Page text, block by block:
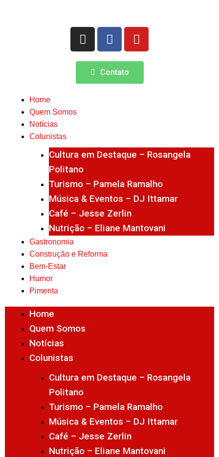
Contato
Home
Quem Somos
Notícias
Colunistas
Cultura em Destaque – Rosangela
Politano
Turismo – Pamela Ramalho
Música & Eventos – DJ Ittamar
Café – Jesse Zerlin
Nutrição – Eliane Mantovani
Gastronomia
Construção e Reforma
Bem-Estar
Humor
Pimenta
Home
Quem Somos
Notícias
Colunistas
Cultura em Destaque – Rosangela
Politano
Turismo – Pamela Ramalho
Música & Eventos – DJ Ittamar
Café – Jesse Zerlin
Nutrição – Eliane Mantovani